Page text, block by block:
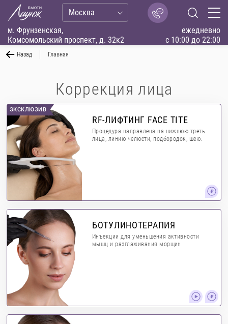
м. Фрунзенская,
Комсомольский проспект, д. 32к2
ежедневно
с 10:00 до 22:00
Москва
Назад Главная
Коррекция лица
ЭКСКЛЮЗИВ
RF-ЛИФТИНГ FACE TITE
Процедура направлена на нижнюю треть
лица, линию челюсти, подбородок, шею.
БОТУЛИНОТЕРАПИЯ
Инъекции для уменьшения активности
мышц и разглаживания морщин